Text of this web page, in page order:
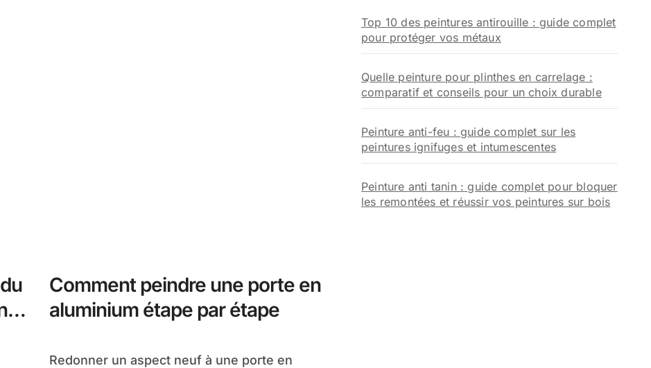
Comment peindre une porte en
aluminium étape par étape
Redonner un aspect neuf à une porte en
Top 10 des peintures antirouille : guide complet
pour protéger vos métaux
Quelle peinture pour plinthes en carrelage :
comparatif et conseils pour un choix durable
Peinture anti-feu : guide complet sur les
peintures ignifuges et intumescentes
Peinture anti tanin : guide complet pour bloquer
les remontées et réussir vos peintures sur bois